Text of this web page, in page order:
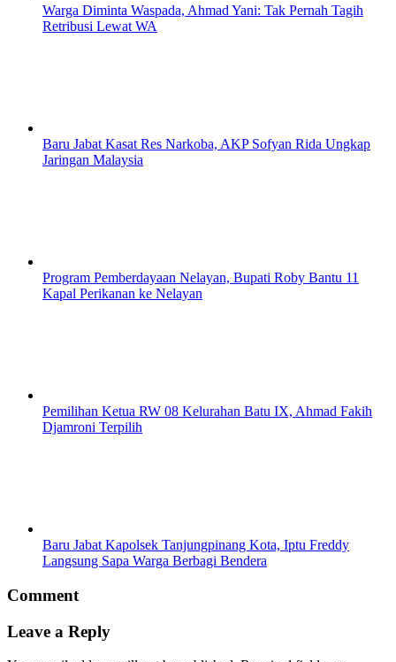
Warga Diminta Waspada, Ahmad Yani: Tak Pernah Tagih
Retribusi Lewat WA
Baru Jabat Kasat Res Narkoba, AKP Sofyan Rida Ungkap
Jaringan Malaysia
Program Pemberdayaan Nelayan, Bupati Roby Bantu 11
Kapal Perikanan ke Nelayan
Pemilihan Ketua RW 08 Kelurahan Batu IX, Ahmad Fakih
Djamroni Terpilih
Baru Jabat Kapolsek Tanjungpinang Kota, Iptu Freddy
Langsung Sapa Warga Berbagi Bendera
Comment
Leave a Reply